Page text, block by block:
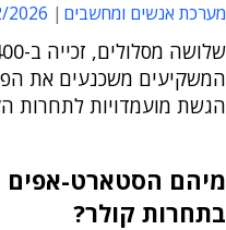
מערכת אנשים ומחשבים 17:46
המשקיעים משכנעים את
הגשת מועמדויות לתחרות
בתחרות קולר?